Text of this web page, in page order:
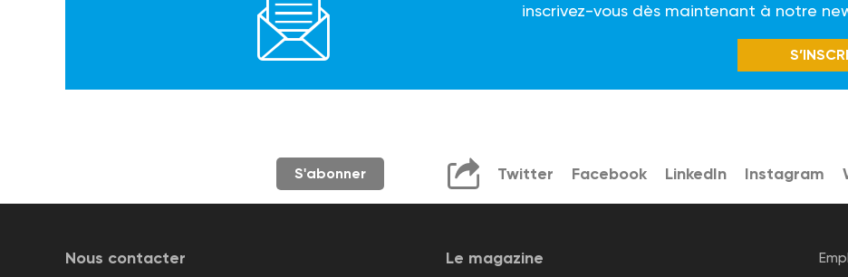
inscrivez-vous dès maintenant à notre
S'abonner Twitter Facebook LinkedIn Instagram
Nous contacter Le magazine